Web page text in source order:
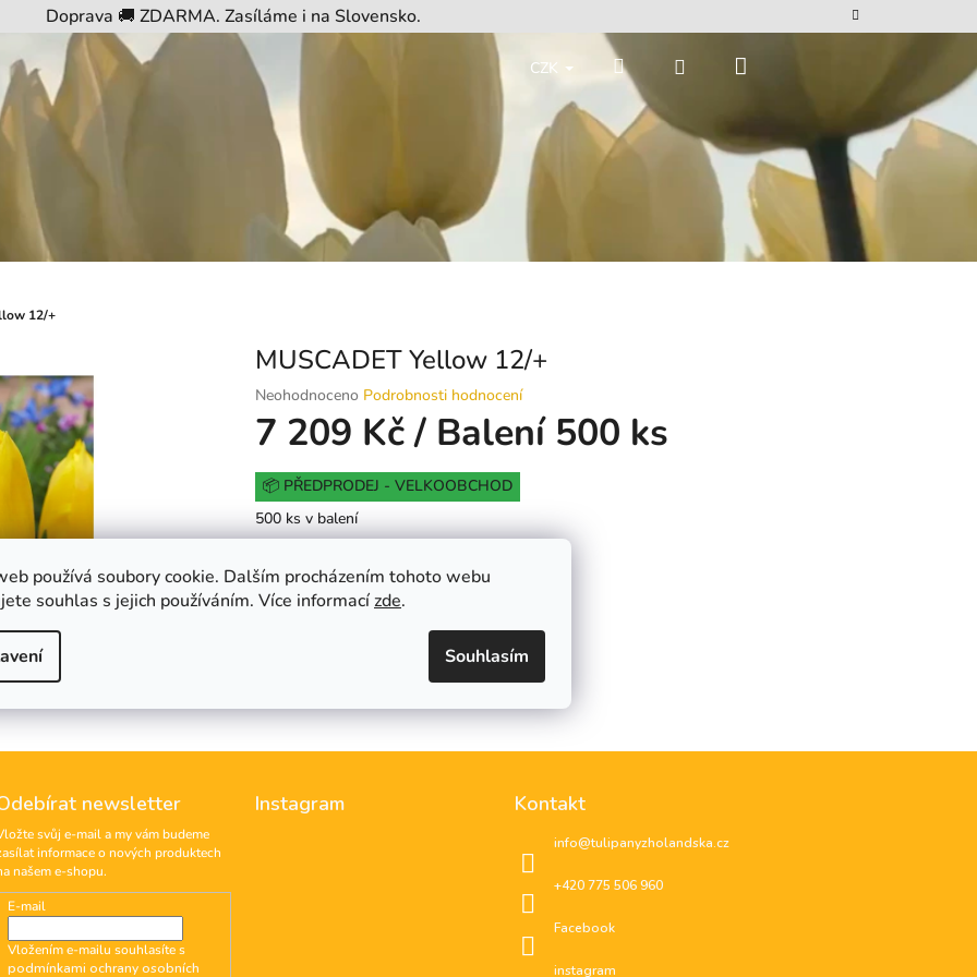
používá soubory cookie. Dalším procházením tohoto webu
souhlas s jejich používáním. Více informacízde.
Souhlasím
Doprava 🚚 ZDARMA. Zasíláme i na Slovensko.
CZK Hledat Přihlášení
12/+
MUSCADET Yellow 12/+
Průměrné
hodnocení
produktu
0,0
z
5
Neohodnoceno Podrobnosti hodnocení
7 209 Kč/ Balení 500 ks
Měrná
cena:
📦 PŘEDPRODEJ - VELKOOBCHOD
500 ks v balení
Do košíku
newsletter
svůj e-mail a my vám budeme
informace o nových produktech
našem e-shopu.
E-mail
Vložením e-mailu souhlasíte s
podmínkami ochrany osobních
Instagram Kontakt
info@tulipanyzholandska.cz
+420 775 506 960
Facebook
instagram